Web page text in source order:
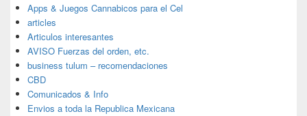
Apps & Juegos Cannabicos para el Cel
articles
Articulos interesantes
AVISO Fuerzas del orden, etc.
business tulum – recomendaciones
CBD
Comunicados & Info
Envios a toda la Republica Mexicana